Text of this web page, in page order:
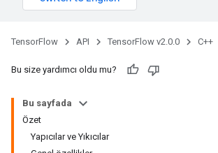
TensorFlow API TensorFlow v2.0.0 C++
Bu size yardımcı oldu mu?
Bu sayfada
Özet
Yapıcılar ve Yıkıcılar